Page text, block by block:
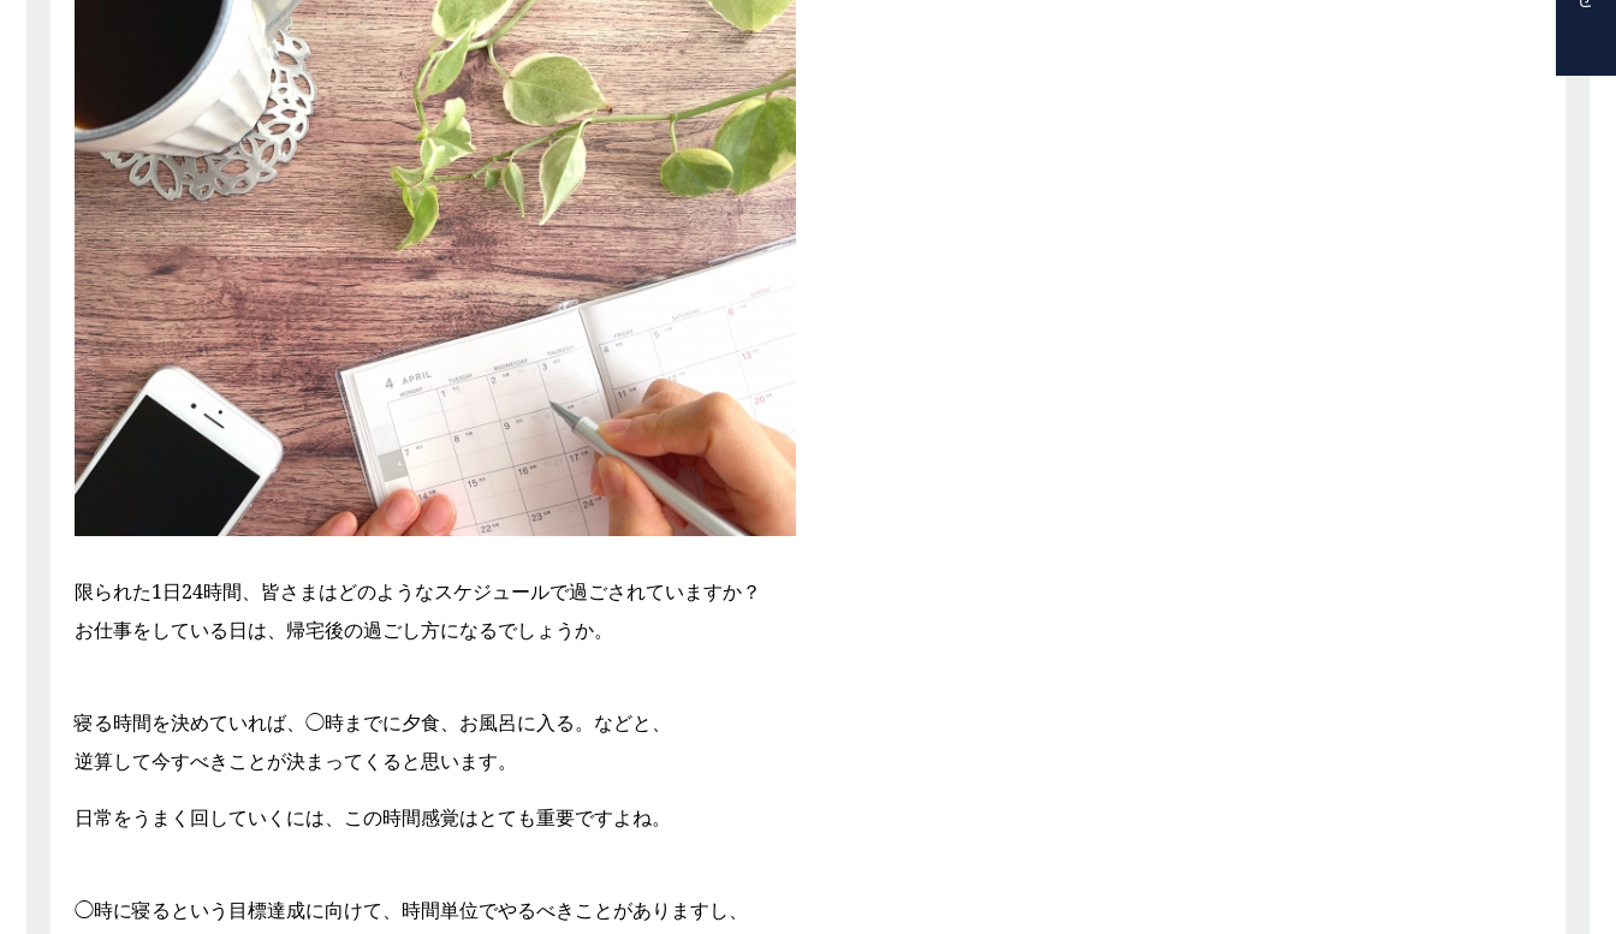
限られた1日24時間、皆さまはどのようなスケジュールで過ごされていますか？
お仕事をしている日は、帰宅後の過ごし方になるでしょうか。
寝る時間を決めていれば、◯時までに夕食、お風呂に入る。などと、
逆算して今すべきことが決まってくると思います。
日常をうまく回していくには、この時間感覚はとても重要ですよね。
◯時に寝るという目標達成に向けて、時間単位でやるべきことがありますし、